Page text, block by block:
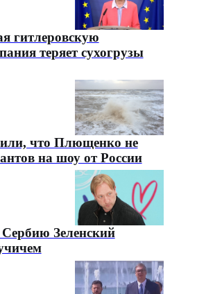
гитлеровскую
теряет сухогрузы
что Плющенко не
на шоу от России
Зеленский